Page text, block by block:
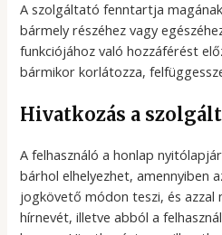
A szolgáltató fenntartja
bármely részéhez vagy
funkciójához való hozzáférést
bármikor korlátozza,
Hivatkozás a
A felhasználó a honlap
bárhol elhelyezhet, amennyiben
jogkövető módon teszi, és azzal
hírnevét, illetve abból a